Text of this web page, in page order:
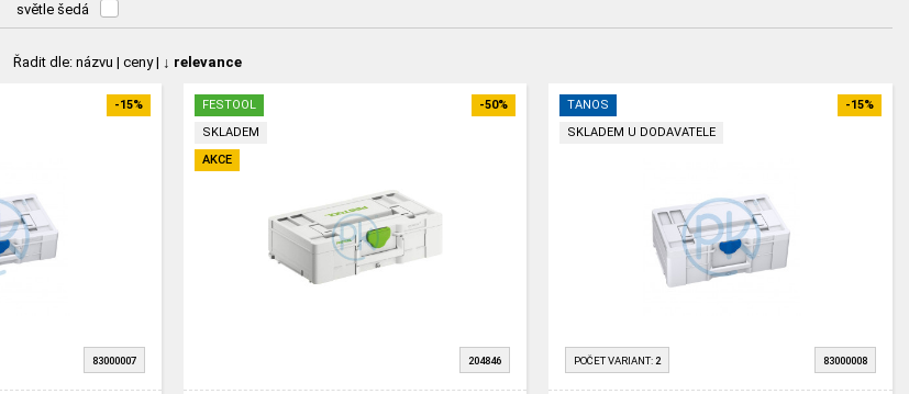
světle šedá
Řadit dle: názvu | ceny| ↓ relevance
-15%
83000007
FESTOOL
SKLADEM
AKCE
-50%
204846
TANOS
SKLADEM U DODAVATELE
-15%
POČET VARIANT: 2 83000008